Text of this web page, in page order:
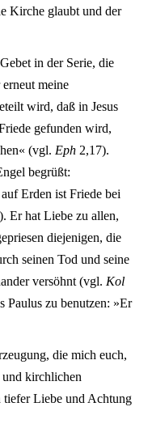
Kirche glaubt und der
in der Serie, die
meine
wird, daß in Jesus
gefunden wird,
(vgl. Eph 2,17).
begrüßt:
Erden ist Friede bei
Er hat Liebe zu allen,
diejenigen, die
seinen Tod und seine
versöhnt (vgl. Kol
Paulus zu benutzen: »Er
die mich euch,
kirchlichen
tiefer Liebe und Achtung